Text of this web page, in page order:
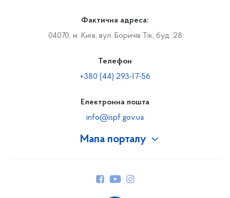
Мапа порталу
Фактична адреса:
04070, м. Київ, вул. Боричів Тік, буд. 28
Телефон
+380 (44) 293-17-56
Електронна пошта
info@ispf.gov.ua